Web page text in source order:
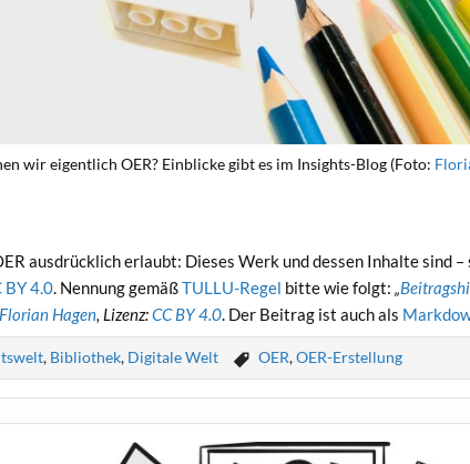
wir eigentlich OER? Einblicke gibt es im Insights-Blog (Foto:
ausdrücklich erlaubt: Dieses Werk und dessen Inhalte sind
BY 4.0. Nennung gemäßTULLU-Regel bitte wie folgt:„
Florian Hagen, Lizenz:CC BY 4.0. Der Beitrag ist auch als
, Bibliothek, Digitale Welt OER,OER-Erstellung